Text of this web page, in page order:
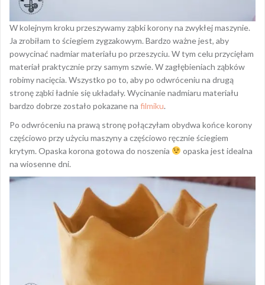
W kolejnym kroku przeszywamy ząbki korony na zwykłej maszynie.
Ja zrobiłam to ściegiem zygzakowym. Bardzo ważne jest, aby
powycinać nadmiar materiału po przeszyciu. W tym celu przycięłam
materiał praktycznie przy samym szwie. W zagłębieniach ząbków
robimy nacięcia. Wszystko po to, aby po odwróceniu na drugą
stronę ząbki ładnie się układały. Wycinanie nadmiaru materiału
bardzo dobrze zostało pokazane na filmiku.
Po odwróceniu na prawą stronę połączyłam obydwa końce korony
częściowo przy użyciu maszyny a częściowo ręcznie ściegiem
krytym. Opaska korona gotowa do noszenia
opaska jest idealna
na wiosenne dni.